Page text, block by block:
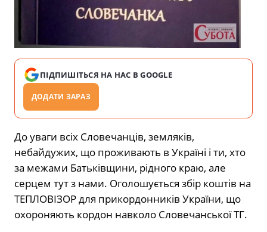
ПІДПИШІТЬСЯ НА НАС В GOOGLE
ДОДАТИ ЗАРАЗ
До уваги всіх Словечанців, земляків,
небайдужих, що проживають в Україні і ти, хто
за межами Батьківщини, рідного краю, але
серцем тут з нами. Оголошується збір коштів на
ТЕПЛОВІЗОР для прикордонників України, що
охороняють кордон навколо Словечанської ТГ.